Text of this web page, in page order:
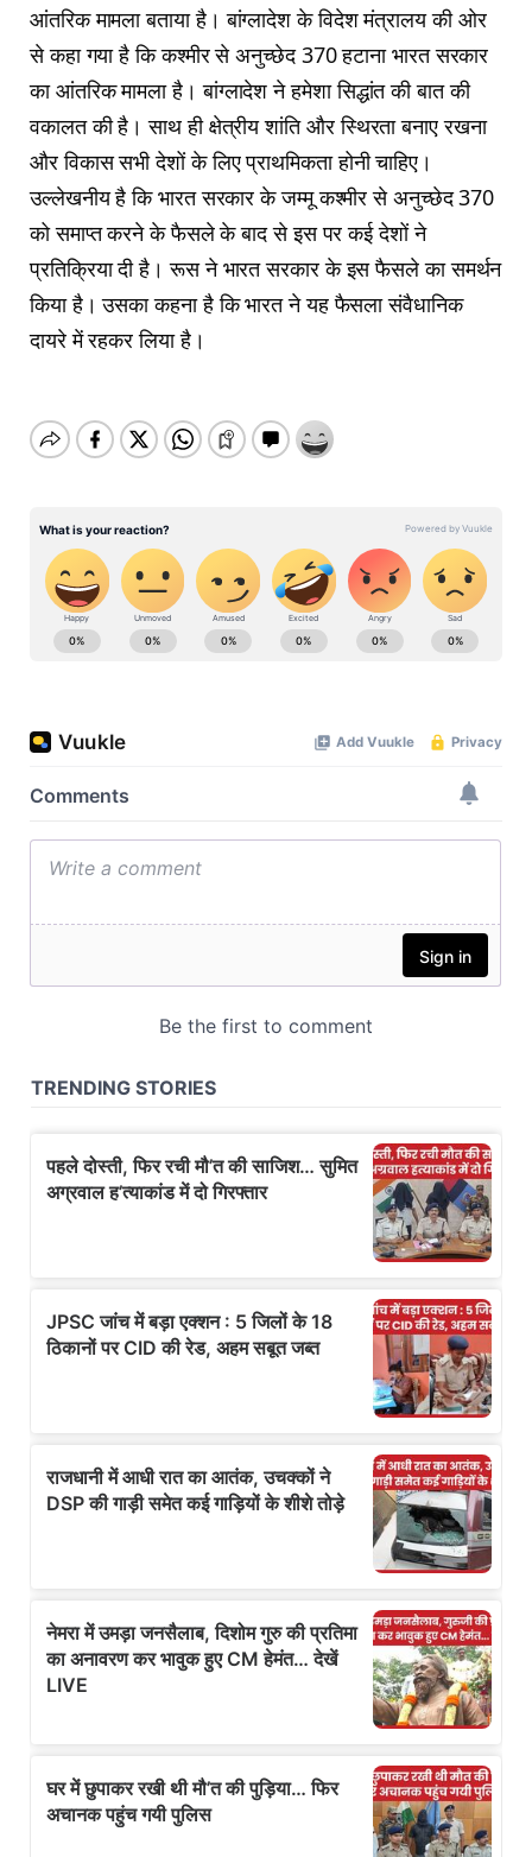
आंतरिक मामला बताया है। बांग्लादेश के विदेश मंत्रालय की ओर
से कहा गया है कि कश्मीर से अनुच्छेद 370 हटाना भारत सरकार
का आंतरिक मामला है। बांग्लादेश ने हमेशा सिद्धांत की बात की
वकालत की है। साथ ही क्षेत्रीय शांति और स्थिरता बनाए रखना
और विकास सभी देशों के लिए प्राथमिकता होनी चाहिए।
उल्लेखनीय है कि भारत सरकार के जम्मू कश्मीर से अनुच्छेद 370
को समाप्त करने के फैसले के बाद से इस पर कई देशों ने
प्रतिक्रिया दी है। रूस ने भारत सरकार के इस फैसले का समर्थन
किया है। उसका कहना है कि भारत ने यह फैसला संवैधानिक
दायरे में रहकर लिया है।